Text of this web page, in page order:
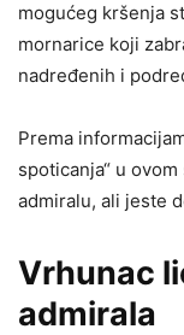
mogućeg kršenja
mornarice koji
nadređenih i
Prema
spoticanja“ u
admiralu, ali jeste
Vrhunac
admirala